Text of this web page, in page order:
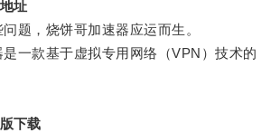
址
，烧饼哥加速器应运而生。
款基于虚拟专用网络（VPN）技术的
下载